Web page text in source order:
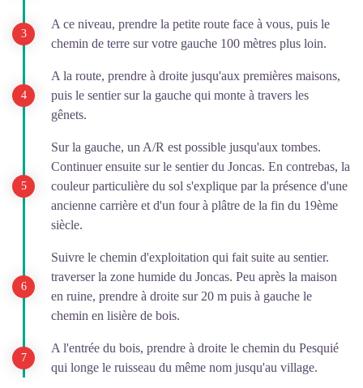
A ce niveau, prendre la petite route face à vous, puis le
chemin de terre sur votre gauche 100 mètres plus loin.
A la route, prendre à droite jusqu'aux premières maisons,
puis le sentier sur la gauche qui monte à travers les
gênets.
Sur la gauche, un A/R est possible jusqu'aux tombes.
Continuer ensuite sur le sentier du Joncas. En contrebas, la
couleur particulière du sol s'explique par la présence d'une
ancienne carrière et d'un four à plâtre de la fin du 19ème
siècle.
Suivre le chemin d'exploitation qui fait suite au sentier.
traverser la zone humide du Joncas. Peu après la maison
en ruine, prendre à droite sur 20 m puis à gauche le
chemin en lisière de bois.
A l'entrée du bois, prendre à droite le chemin du Pesquié
qui longe le ruisseau du même nom jusqu'au village.